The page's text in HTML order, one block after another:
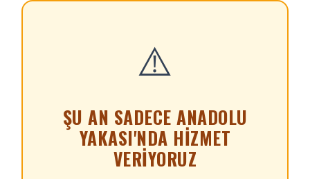
⚠️
ŞU AN SADECE ANADOLU
YAKASI'NDA HIZMET
VERIYORUZ